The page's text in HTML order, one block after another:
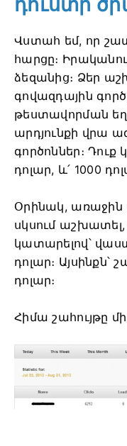
Վստահ եմ, որ
հարցը։
ձեզանից։ Ձեր
գովազդային
թեստավորման
արդյունքի վրա
գործոններ։
դոլար, և՛ 1000
Օրինակ, առաջին
սկսում աշխատել,
կատարելով՝
դոլար։ Այսինքն՝
դոլար։
Հիմա շահույթը